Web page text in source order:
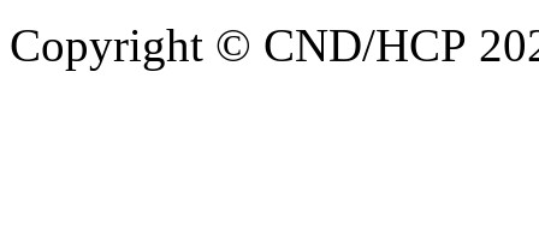
Copyright © CND/HCP